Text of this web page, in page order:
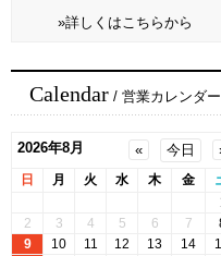
»詳しくはこちらから
Calendar / 営業カレンダー